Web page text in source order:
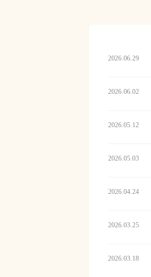
2026.06.29
2026.06.02
2026.05.12
2026.05.03
2026.04.24
2026.03.25
2026.03.18